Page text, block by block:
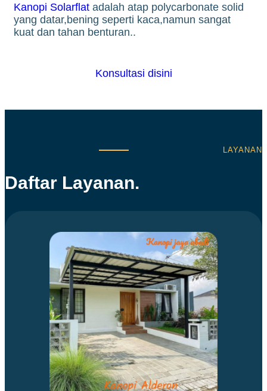
Kanopi Solarflat adalah atap polycarbonate solid
yang datar,bening seperti kaca,namun sangat
kuat dan tahan benturan..
Konsultasi disini
LAYANAN
Daftar Layanan.